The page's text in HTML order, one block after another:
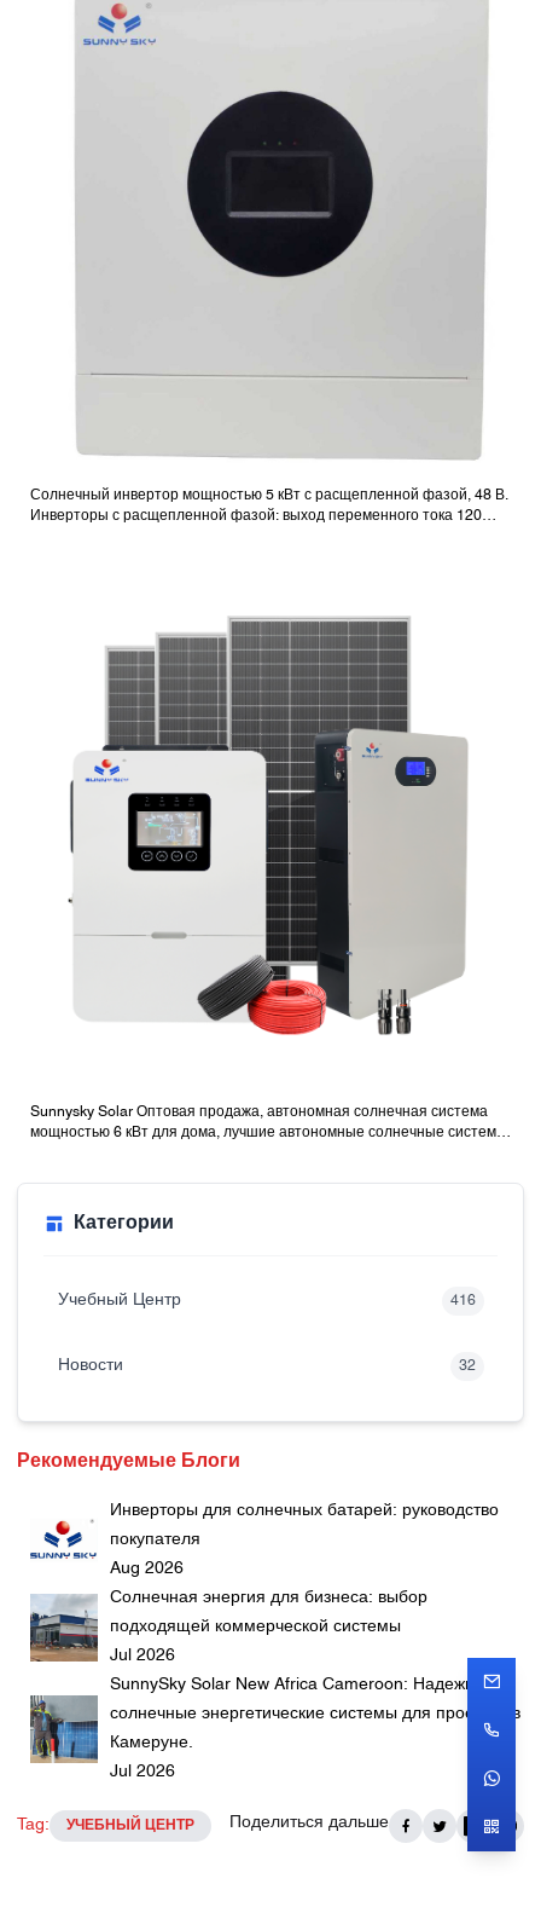
Солнечный инвертор мощностью 5 кВт с расщепленной фазой, 48 В.
Инверторы с расщепленной фазой: выход переменного тока 120
Sunnysky Solar Оптовая продажа, автономная солнечная система
мощностью 6 кВт для дома, лучшие автономные солнечные системы
Категории
Учебный Центр 416
Новости 32
Рекомендуемые Блоги
Инверторы для солнечных батарей: руководство
покупателя
Aug 2026
Солнечная энергия для бизнеса: выбор
подходящей коммерческой системы
Jul 2026
SunnySky Solar New Africa Cameroon: Надежные
солнечные энергетические системы для проектов в
Камеруне.
Jul 2026
Tag: УЧЕБНЫЙ ЦЕНТР Поделиться дальше